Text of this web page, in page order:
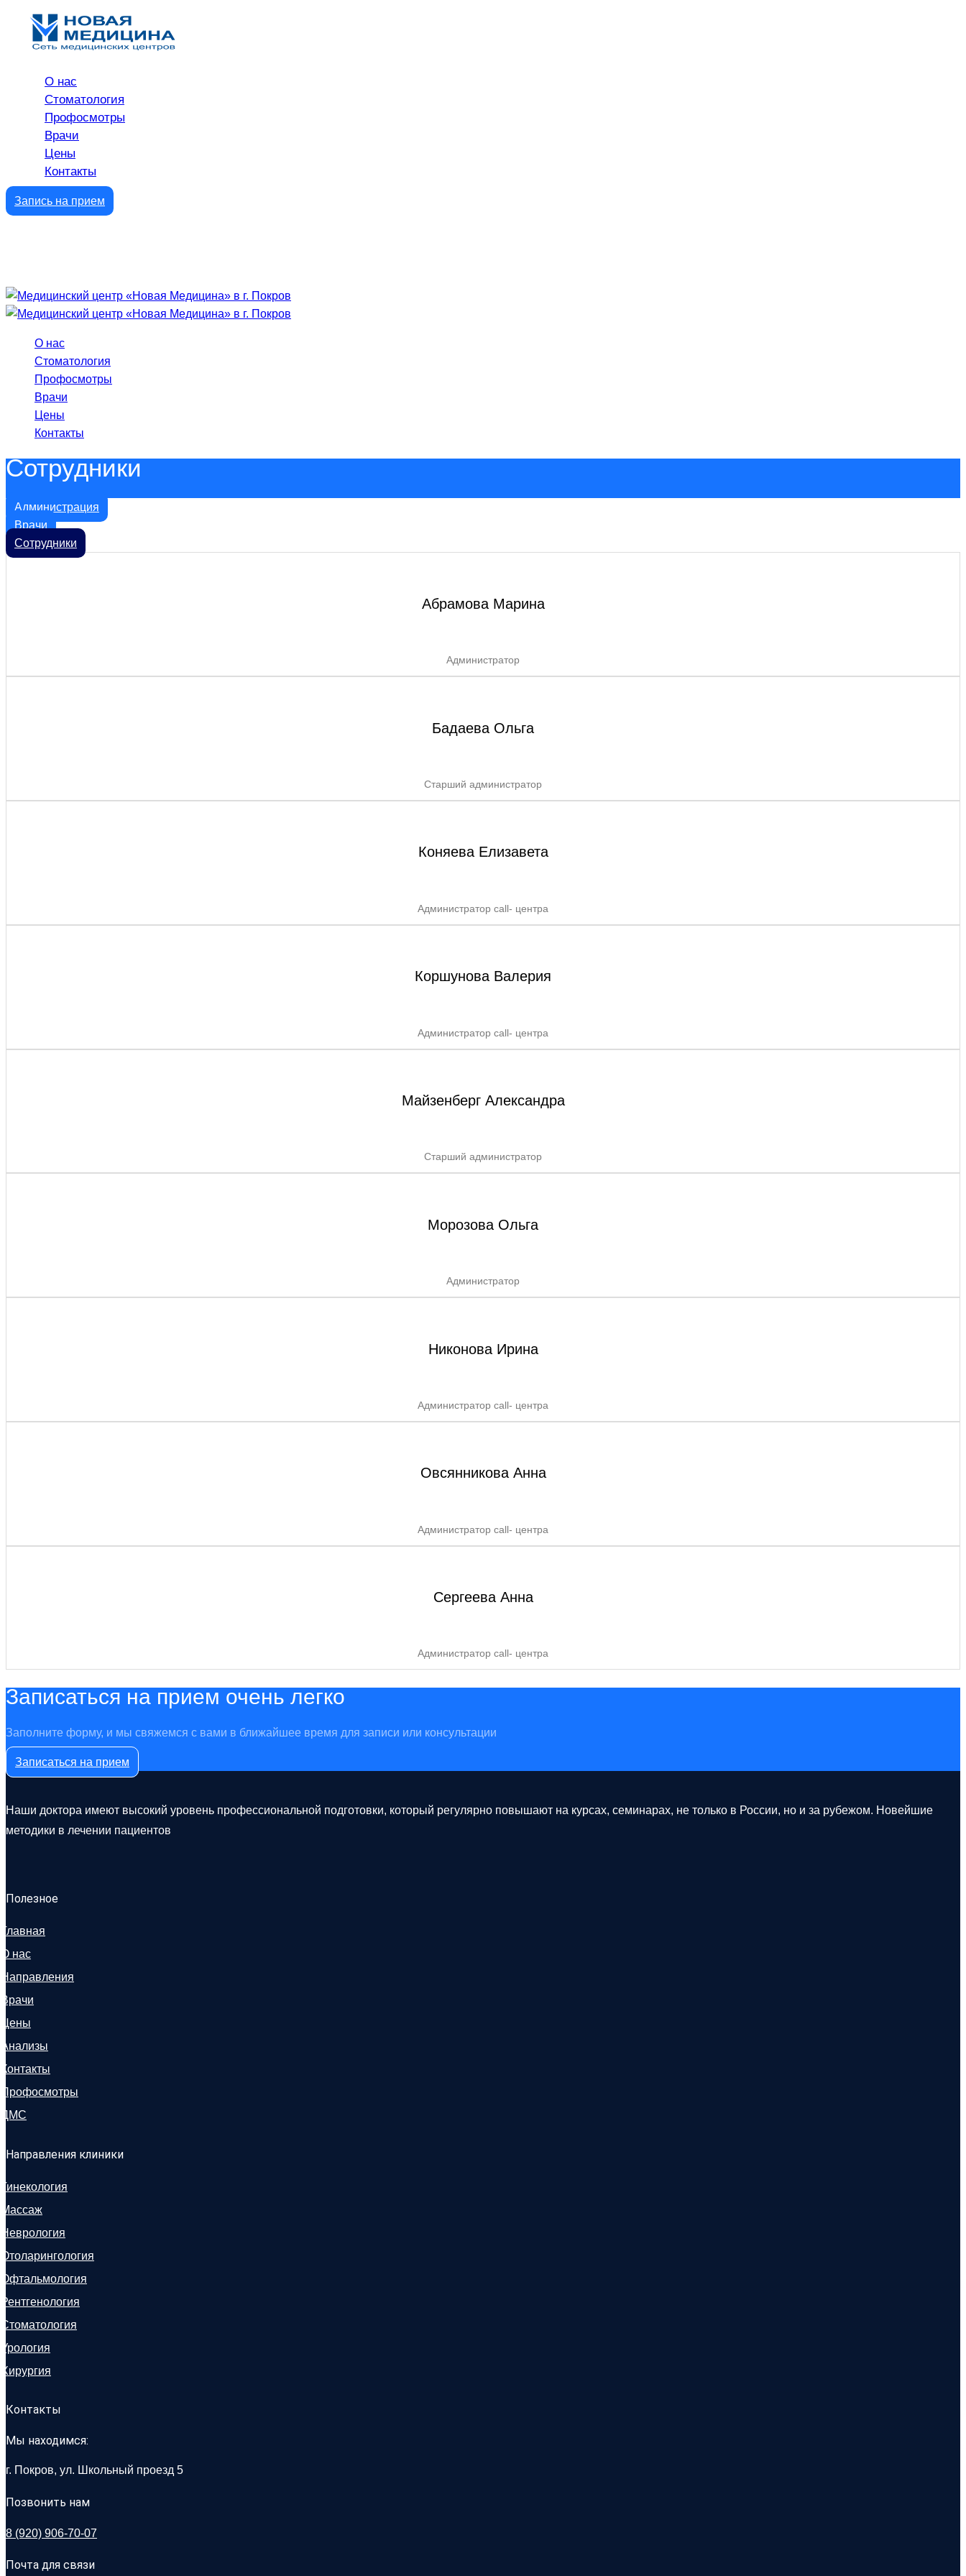
О нас
Стоматология
Профосмотры
Врачи
Цены
Контакты
Запись на прием
О нас
Стоматология
Профосмотры
Врачи
Цены
Контакты
Сотрудники
Администрация
Врачи
Сотрудники
Абрамова Марина
Администратор
Бадаева Ольга
Старший администратор
Коняева Елизавета
Администратор call- центра
Коршунова Валерия
Администратор call- центра
Майзенберг Александра
Старший администратор
Морозова Ольга
Администратор
Никонова Ирина
Администратор call- центра
Овсянникова Анна
Администратор call- центра
Сергеева Анна
Администратор call- центра
Записаться на прием очень легко
Заполните форму, и мы свяжемся с вами в ближайшее время для записи или консультации
Записаться на прием
Наши доктора имеют высокий уровень профессиональной подготовки, который регулярно повышают на курсах, семинарах, не только в России, но и за рубежом. Новейшие
методики в лечении пациентов
Полезное
Главная
О нас
Направления
Врачи
Цены
Анализы
Контакты
Профосмотры
ДМС
Направления клиники
Гинекология
Массаж
Неврология
Отоларингология
Офтальмология
Рентгенология
Стоматология
Урология
Хирургия
Контакты
Мы находимся:
г. Покров, ул. Школьный проезд 5
Позвонить нам
8 (920) 906-70-07
Почта для связи